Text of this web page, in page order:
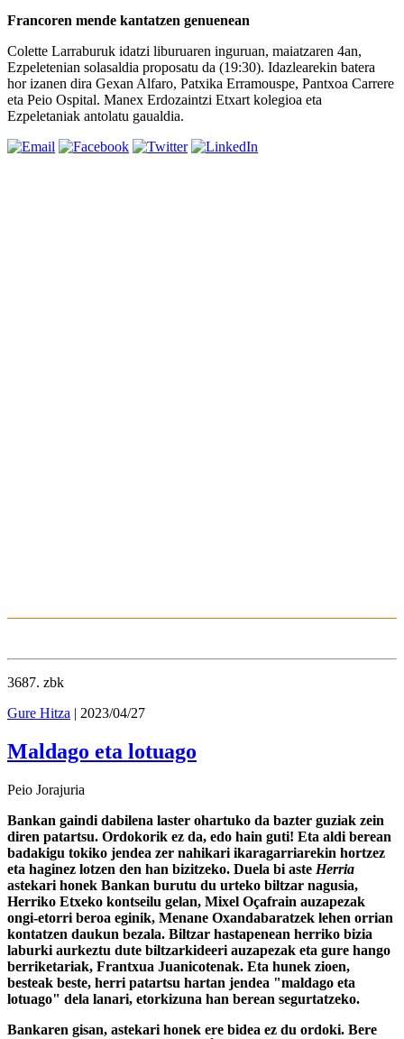
Francoren mende kantatzen genuenean
Colette Larraburuk idatzi liburuaren inguruan, maiatzaren 4an,
Ezpeletenian solasaldia proposatu da (19:30). Idazlearekin batera
hor izanen dira Gexan Alfaro, Patxika Erramouspe, Pantxoa Carrere
eta Peio Ospital. Manex Erdozaintzi Etxart kolegioa eta
Ezpeletaniak antolatu gaualdia.
3687. zbk
Gure Hitza | 2023/04/27
Maldago eta lotuago
Peio Jorajuria
Bankan gaindi dabilena laster ohartuko da bazter guziak zein
diren patartsu. Ordokorik ez da, edo hain guti! Eta aldi berean
badakigu tokiko jendea zer nahikari ikaragarriarekin hortzez
eta haginez lotzen den han bizitzeko. Duela bi aste Herria
astekari honek Bankan burutu du urteko biltzar nagusia,
Herriko Etxeko kontseilu gelan, Mixel Oçafrain auzapezak
ongi-etorri beroa eginik, Menane Oxandabaratzek lehen orrian
kontatzen daukun bezala. Biltzar hastapenean herriko bizia
laburki aurkeztu dute biltzarkideeri auzapezak eta gure hango
berriketariak, Frantxua Juanicotenak. Eta hunek zioen,
besteak beste, herri patartsu hartan jendea "maldago eta
lotuago" dela lanari, etorkizuna han berean segurtatzeko.
Bankaren gisan, astekari honek ere bidea ez du ordoki. Bere